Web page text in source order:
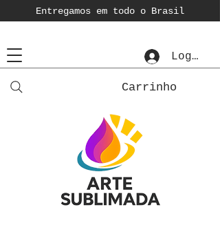
Entregamos em todo o Brasil
Login
Carrinho